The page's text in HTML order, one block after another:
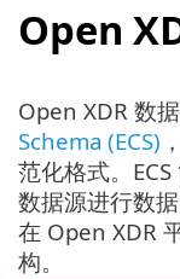
Open
Open XDR 数
Schema (ECS)
范化格式。
数据源进行数
在 Open XDR
构。